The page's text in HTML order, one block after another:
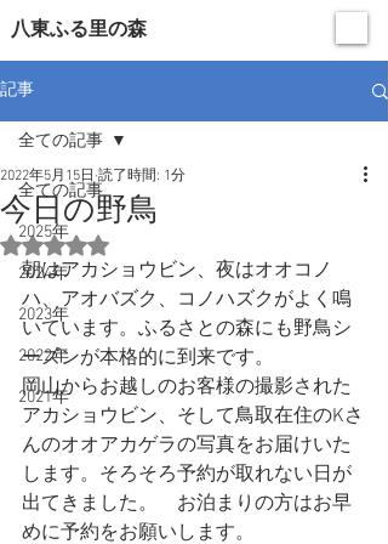
​八東ふる里の森
記事
全ての記事
2025年
2024年
2023年
2022年
2021年
全ての記事
今日の野鳥
2022年5月15日 読了時間: 1分
5つ星のうちNaNと評価されています。
朝はアカショウビン、夜はオオコノ
ハ、アオバズク、コノハズクがよく鳴
いています。ふるさとの森にも野鳥シ
ーズンが本格的に到来です。
岡山からお越しのお客様の撮影された
アカショウビン、そして鳥取在住のKさ
んのオオアカゲラの写真をお届けいた
します。そろそろ予約が取れない日が
出てきました。　お泊まりの方はお早
めに予約をお願いします。